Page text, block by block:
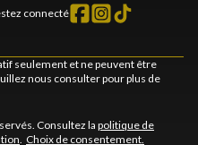
connecté
seulement et ne peuvent être
nous consulter pour plus de
Consultez la politique de
Choix de consentement.